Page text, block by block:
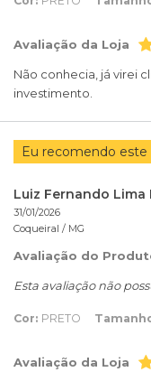
Avaliação da Loja
Não conhecia, já virei
investimento.
Eu recomendo
Luiz Fernando Lima
31/01/2026
Coqueiral / MG
Avaliação do
Esta avaliação não
Cor: PRETO
Avaliação da Loja